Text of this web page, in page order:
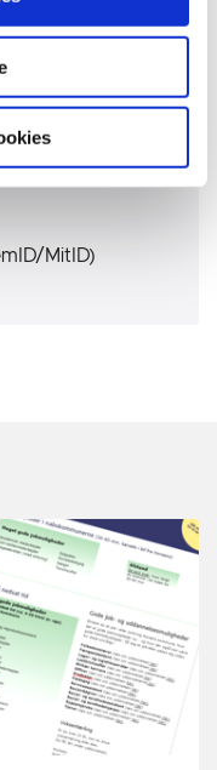
MitID)